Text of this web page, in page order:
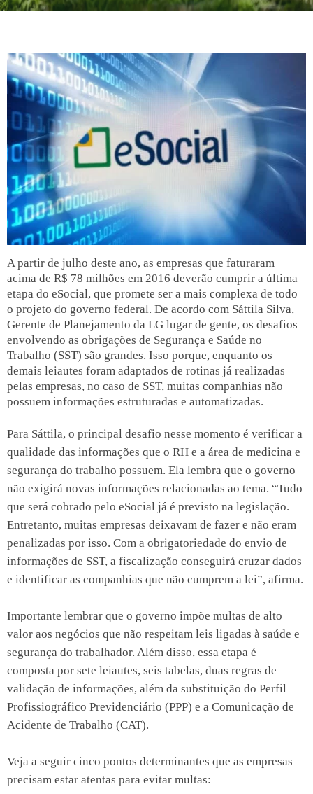
A partir de julho deste ano, as empresas que faturaram
acima de R$ 78 milhões em 2016 deverão cumprir a última
etapa do eSocial, que promete ser a mais complexa de todo
o projeto do governo federal. De acordo com Sáttila Silva,
Gerente de Planejamento da LG lugar de gente, os desafios
envolvendo as obrigações de Segurança e Saúde no
Trabalho (SST) são grandes. Isso porque, enquanto os
demais leiautes foram adaptados de rotinas já realizadas
pelas empresas, no caso de SST, muitas companhias não
possuem informações estruturadas e automatizadas.
Para Sáttila, o principal desafio nesse momento é verificar a
qualidade das informações que o RH e a área de medicina e
segurança do trabalho possuem. Ela lembra que o governo
não exigirá novas informações relacionadas ao tema. “Tudo
que será cobrado pelo eSocial já é previsto na legislação.
Entretanto, muitas empresas deixavam de fazer e não eram
penalizadas por isso. Com a obrigatoriedade do envio de
informações de SST, a fiscalização conseguirá cruzar dados
e identificar as companhias que não cumprem a lei”, afirma.
Importante lembrar que o governo impõe multas de alto
valor aos negócios que não respeitam leis ligadas à saúde e
segurança do trabalhador. Além disso, essa etapa é
composta por sete leiautes, seis tabelas, duas regras de
validação de informações, além da substituição do Perfil
Profissiográfico Previdenciário (PPP) e a Comunicação de
Acidente de Trabalho (CAT).
Veja a seguir cinco pontos determinantes que as empresas
precisam estar atentas para evitar multas: